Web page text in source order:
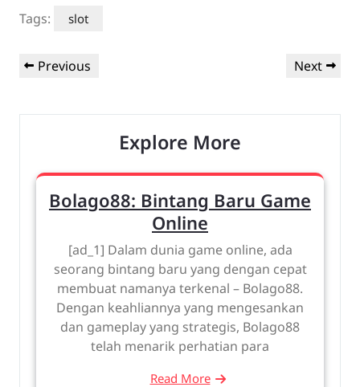
Tags: slot
Post
Previous
Previous
Next
Next
Explore More
Bolago88: Bintang Baru Game
Online
[ad_1] Dalam dunia game online, ada
seorang bintang baru yang dengan cepat
membuat namanya terkenal – Bolago88.
Dengan keahliannya yang mengesankan
dan gameplay yang strategis, Bolago88
telah menarik perhatian para
Read More